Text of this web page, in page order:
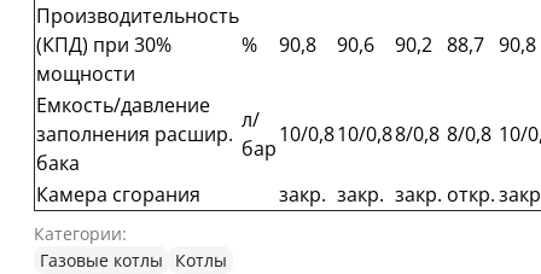
Производительность
(КПД) при 30%
мощности
% 90,8 90,6 90,2 88,7 90,8
Емкость/давление
заполнения расшир.
бака
л/
бар
10/0,810/0,88/0,8 8/0,8 10/
Камера сгорания закр. закр. закр. откр.
Категории:
Газовые котлы
Котлы